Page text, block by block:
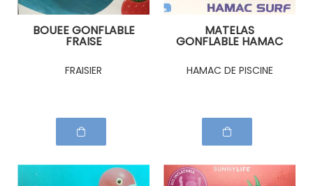
BOUEE GONFLABLE
FRAISE
FRAISIER
MATELAS
GONFLABLE HAMAC
HAMAC DE PISCINE